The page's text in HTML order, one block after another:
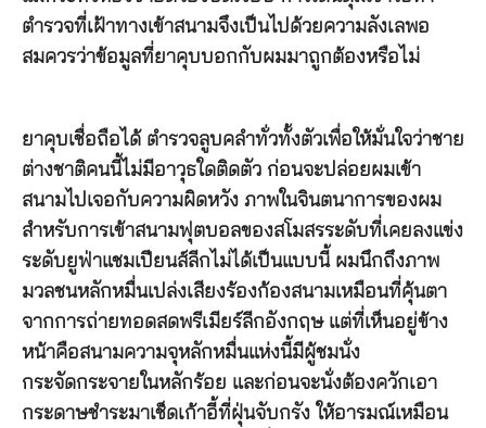
ตำรวจที่เฝ้าทางเข้าสนามจึงเป็นไปด้วยความลังเลพอ
สมควรว่าข้อมูลที่ยาคุบบอกกับผมมาถูกต้องหรือไม่
ยาคุบเชื่อถือได้ ตำรวจลูบคลำทั่วทั้งตัวเพื่อให้มั่นใจว่าชาย
ต่างชาติคนนี้ไม่มีอาวุธใดติดตัว ก่อนจะปล่อยผมเข้า
สนามไปเจอกับความผิดหวัง ภาพในจินตนาการของผม
สำหรับการเข้าสนามฟุตบอลของสโมสรระดับที่เคยลงแข่ง
ระดับยูฟ่าแชมเปียนส์ลีกไม่ได้เป็นแบบนี้ ผมนึกถึงภาพ
มวลชนหลักหมื่นเปล่งเสียงร้องก้องสนามเหมือนที่คุ้นตา
จากการถ่ายทอดสดพรีเมียร์ลีกอังกฤษ แต่ที่เห็นอยู่ข้าง
หน้าคือสนามความจุหลักหมื่นแห่งนี้มีผู้ชมนั่ง
กระจัดกระจายในหลักร้อย และก่อนจะนั่งต้องควักเอา
กระดาษชำระมาเช็ดเก้าอี้ที่ฝุ่นจับกรัง ให้อารมณ์เหมือน